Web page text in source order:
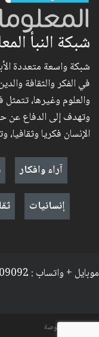
شبكة النبأ
شبكة واسعة متعددة
في الفكر والثقافة
والعلوم وغيرها،
وتهدف إلى الدفاع عن
الإنسان فكريا وثقافيا،
آراء وافكار
إنسانيات
موبايل + واتساب : 009647902409092
السياسة والخصوصة